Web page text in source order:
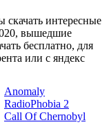
скачать интересные
вышедшие
бесплатно, для
или с яндекс
Anomaly
RadioPhobia 2
Call Of Chernobyl